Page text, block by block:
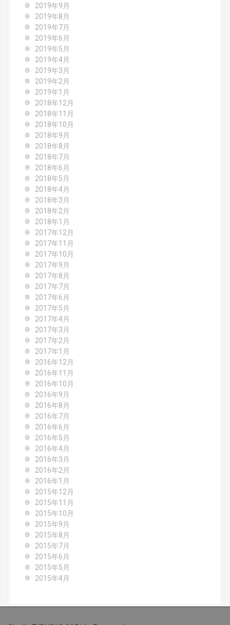
2019年9月
2019年8月
2019年7月
2019年6月
2019年5月
2019年4月
2019年3月
2019年2月
2019年1月
2018年12月
2018年11月
2018年10月
2018年9月
2018年8月
2018年7月
2018年6月
2018年5月
2018年4月
2018年3月
2018年2月
2018年1月
2017年12月
2017年11月
2017年10月
2017年9月
2017年8月
2017年7月
2017年6月
2017年5月
2017年4月
2017年3月
2017年2月
2017年1月
2016年12月
2016年11月
2016年10月
2016年9月
2016年8月
2016年7月
2016年6月
2016年5月
2016年4月
2016年3月
2016年2月
2016年1月
2015年12月
2015年11月
2015年10月
2015年9月
2015年8月
2015年7月
2015年6月
2015年5月
2015年4月